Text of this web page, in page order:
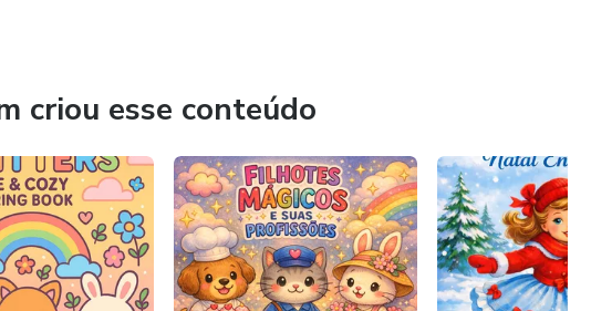
criou esse conteúdo